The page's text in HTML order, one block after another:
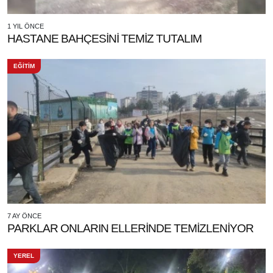
1 YIL ÖNCE
HASTANE BAHÇESİNİ TEMİZ TUTALIM
EĞİTİM
7 AY ÖNCE
PARKLAR ONLARIN ELLERİNDE TEMİZLENİYOR
YEREL